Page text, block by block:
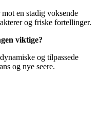
en stadig voksende
og friske fortellinger.
viktige?
og tilpassede
og nye seere.